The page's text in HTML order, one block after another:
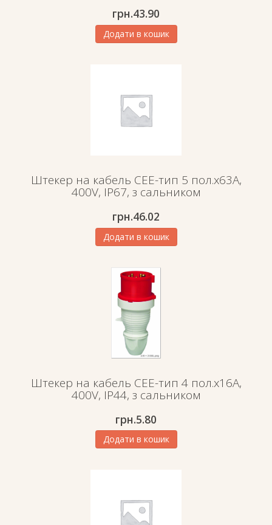
грн.43.90
Додати в кошик
Штекер на кабель СЕЕ-тип 5 пол.х63А,
400V, IP67, з сальником
грн.46.02
Додати в кошик
Штекер на кабель СЕЕ-тип 4 пол.х16А,
400V, IP44, з сальником
грн.5.80
Додати в кошик